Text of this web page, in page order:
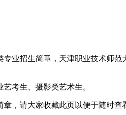
业招生简章，天津职业技术师范
考生、摄影类艺术生。
，请大家收藏此页以便于随时查